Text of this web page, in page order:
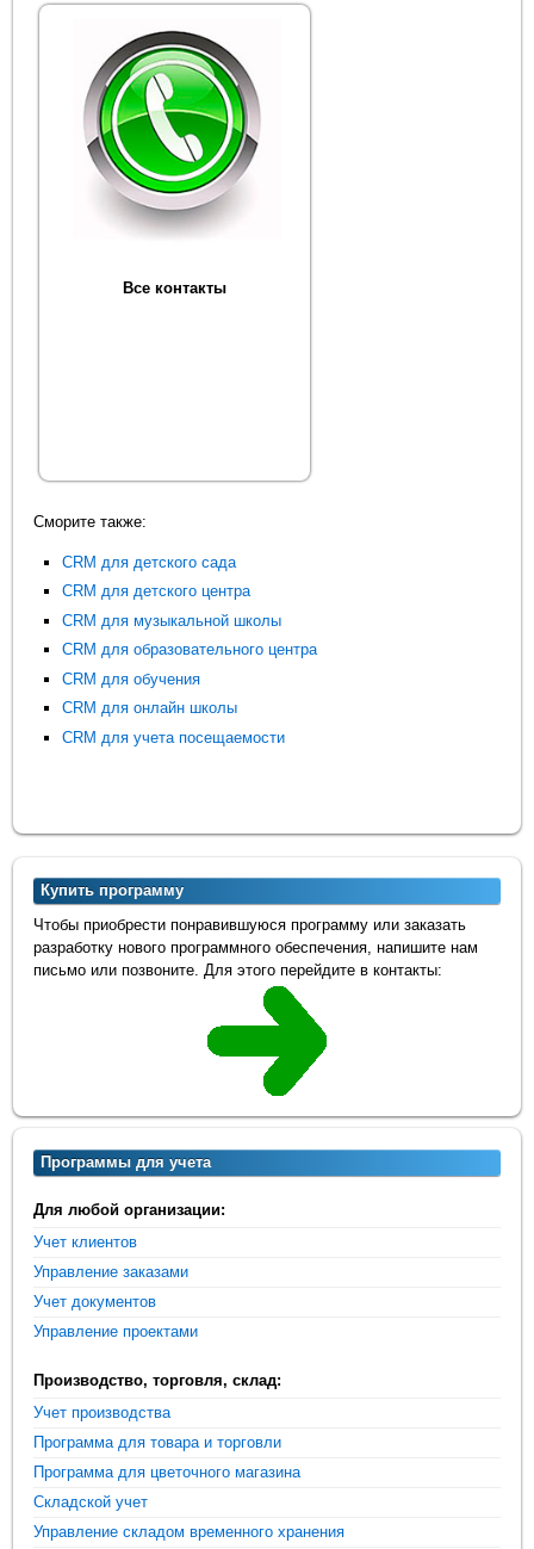
Все контакты
Сморите также:
CRM для детского сада
CRM для детского центра
CRM для музыкальной школы
CRM для образовательного центра
CRM для обучения
CRM для онлайн школы
CRM для учета посещаемости
Купить программу
Чтобы приобрести понравившуюся программу или заказать
разработку нового программного обеспечения, напишите нам
письмо или позвоните. Для этого перейдите в контакты:
Программы для учета
Для любой организации:
Учет клиентов
Управление заказами
Учет документов
Управление проектами
Производство, торговля, склад:
Учет производства
Программа для товара и торговли
Программа для цветочного магазина
Складской учет
Управление складом временного хранения